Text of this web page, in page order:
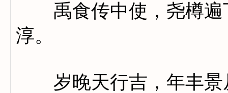
禹食传中使，尧樽遍
淳。
岁晚天行吉，年丰景